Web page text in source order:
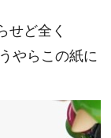
せど全く
やらこの紙に